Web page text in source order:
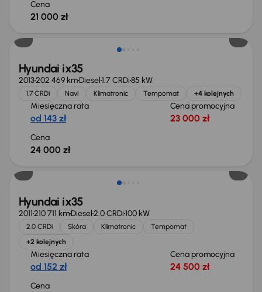
Cena
21 000 zł
Hyundai ix35
2013202 469 kmDiesel1.7 CRDi85 kW
1.7 CRDi Navi Klimatronic Tempomat +4 kolejnych
Miesięczna rata
od 143 zł
Cena promocyjna
23 000 zł
Cena
24 000 zł
Hyundai ix35
2011210 711 kmDiesel2.0 CRDi100 kW
2.0 CRDi Skóra Klimatronic
Tempomat
+2 kolejnych
Miesięczna rata
od 152 zł
Cena promocyjna
24 500 zł
Cena